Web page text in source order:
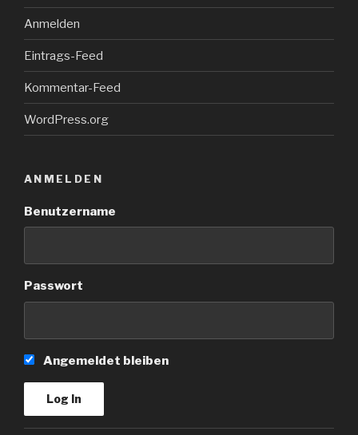
Anmelden
Eintrags-Feed
Kommentar-Feed
WordPress.org
ANMELDEN
Benutzername
Passwort
Angemeldet bleiben